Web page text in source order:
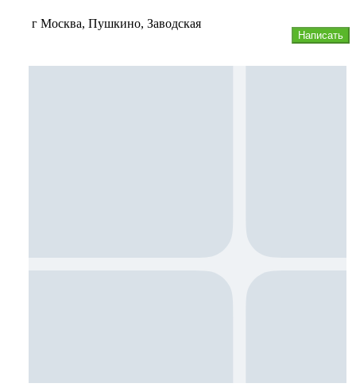
Написать
г Москва, Пушкино, Заводская